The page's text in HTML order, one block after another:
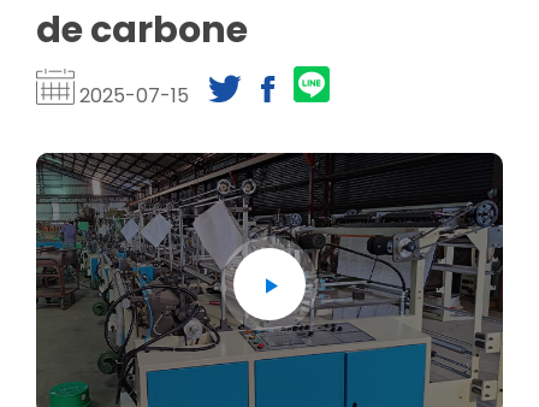
de carbone
2025-07-15